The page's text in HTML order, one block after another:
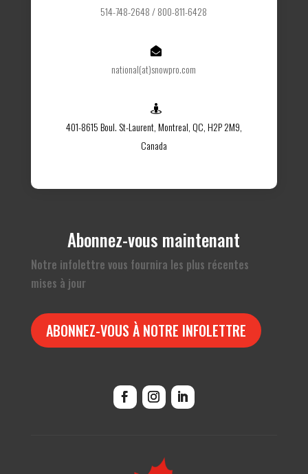
514-748-2648 / 800-811-6428

national(at)snowpro.com

401-8615 Boul. St-Laurent, Montreal, QC, H2P 2M9,
Canada
Abonnez-vous maintenant
Notre infolettre vous fournira les plus récentes
mises à jour
ABONNEZ-VOUS À NOTRE INFOLETTRE